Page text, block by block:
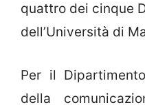
quattro dei cinque
dell’Università di
Per il
della